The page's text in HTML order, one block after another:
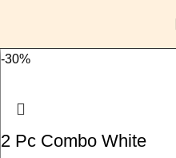
-30%
2 Pc Combo White